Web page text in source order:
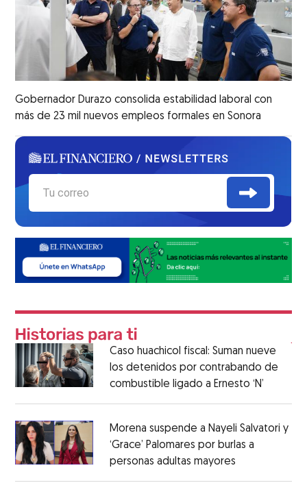
Gobernador Durazo consolida estabilidad laboral con
más de 23 mil nuevos empleos formales en Sonora
Caso huachicol fiscal: Suman nueve
los detenidos por contrabando de
combustible ligado a Ernesto ‘N’
Morena suspende a Nayeli Salvatori y
‘Grace’ Palomares por burlas a
personas adultas mayores